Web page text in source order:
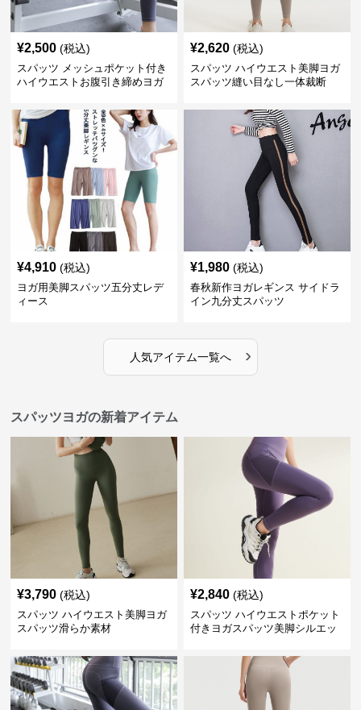
¥2,500 (税込)
スパッツ メッシュポケット付き
ハイウエストお腹引き締めヨガ
¥2,620 (税込)
スパッツ ハイウエスト美脚ヨガ
スパッツ縫い目なし一体裁断
¥4,910 (税込)
ヨガ用美脚スパッツ五分丈レデ
ィース
¥1,980 (税込)
春秋新作ヨガレギンス サイドラ
イン九分丈スパッツ
人気アイテム一覧へ ›
スパッツヨガの新着アイテム
¥3,790 (税込)
スパッツ ハイウエスト美脚ヨガ
スパッツ滑らか素材
¥2,840 (税込)
スパッツ ハイウエストポケット
付きヨガスパッツ美脚シルエッ